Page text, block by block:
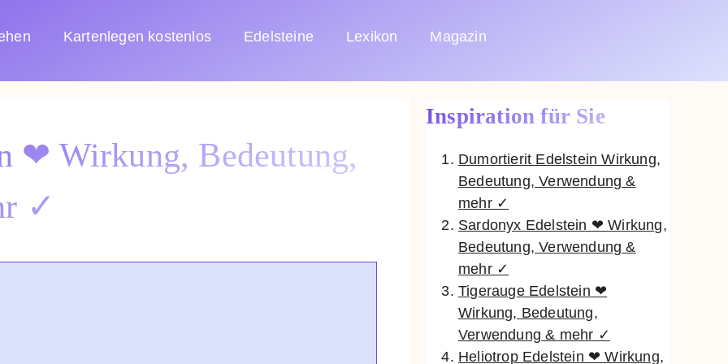
Kartenlegen kostenlos Edelsteine Lexikon Magazin
❤ Wirkung, Bedeutung,
✓
Inspiration für Sie
Dumortierit Edelstein Wirkung,
Bedeutung, Verwendung &
mehr ✓
Sardonyx Edelstein ❤ Wirkung,
Bedeutung, Verwendung &
mehr ✓
Tigerauge Edelstein ❤
Wirkung, Bedeutung,
Verwendung & mehr ✓
Heliotrop Edelstein ❤ Wirkung,